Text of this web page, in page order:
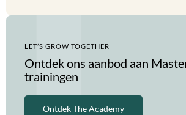
LET’S GROW TOGETHER
Ontdek ons aanbod aan
trainingen
Ontdek The Academy